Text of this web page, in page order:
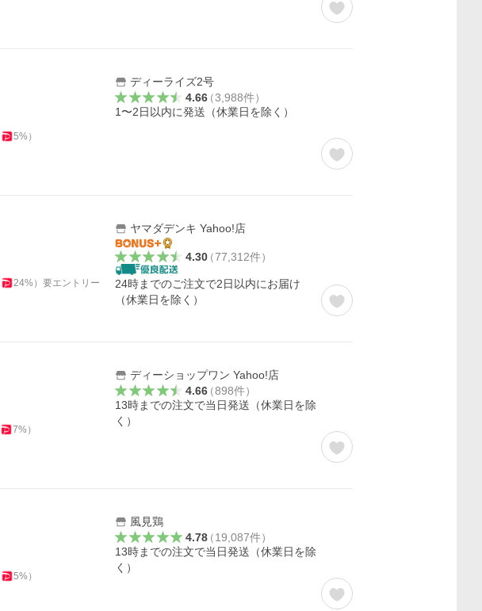
5%）
ディーライズ2号
4.66（3,988件）
1〜2日以内に発送（休業日を除く）
24%） 要エントリー
ヤマダデンキ Yahoo!店
4.30（77,312件）
24時までのご注文で2日以内にお届け
（休業日を除く）
7%）
ディーショップワン Yahoo!店
4.66（898件）
13時までの注文で当日発送（休業日を除
く）
5%）
風見鶏
4.78（19,087件）
13時までの注文で当日発送（休業日を除
く）